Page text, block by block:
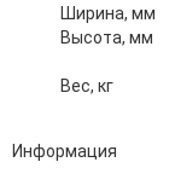
Ширина, мм
Высота, мм
Вес, кг
Информация